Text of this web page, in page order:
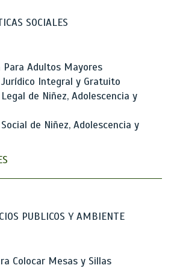
SOCIALES
Para Adultos Mayores
Integral y Gratuito
de Niñez, Adolescencia y
de Niñez, Adolescencia y
PUBLICOS Y AMBIENTE
Colocar Mesas y Sillas